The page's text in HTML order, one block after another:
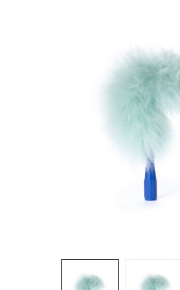
Distributrices et supports
Grattoirs, moutons et racloirs pour